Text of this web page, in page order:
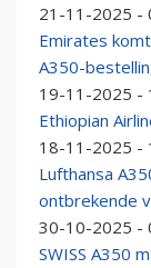
21-11-2025 -
Emirates
A350-
19-11-2025 -
Ethiopian
18-11-2025 -
Lufthansa
ontbrekende
30-10-2025 -
SWISS A350